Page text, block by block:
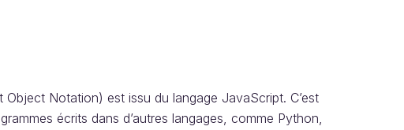
Notation) est issu du langage JavaScript. C’est
écrits dans d’autres langages, comme Python,